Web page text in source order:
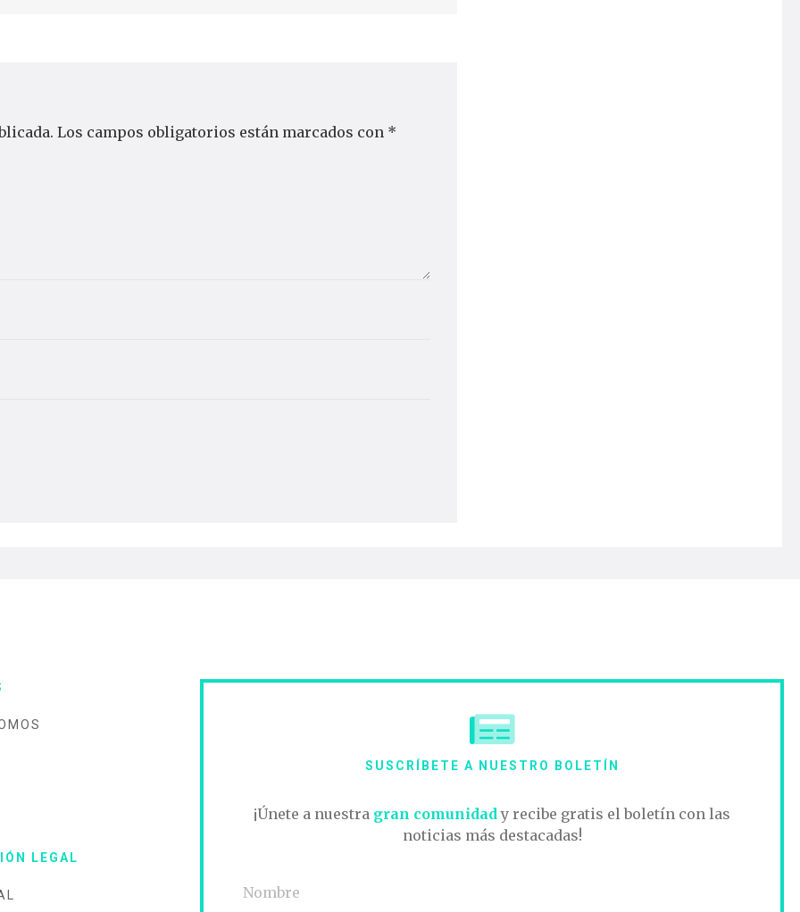
Los campos obligatorios están marcados con *
LEGAL
SUSCRÍBETE A NUESTRO BOLETÍN
¡Únete a nuestra gran comunidady recibe gratis el boletín con las
noticias más destacadas!